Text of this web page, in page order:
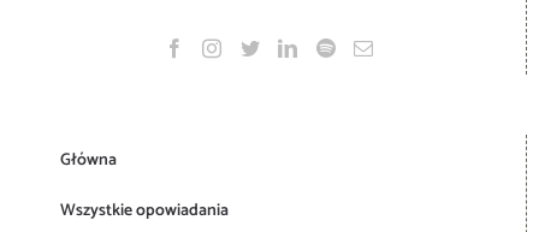
Główna
Wszystkie opowiadania